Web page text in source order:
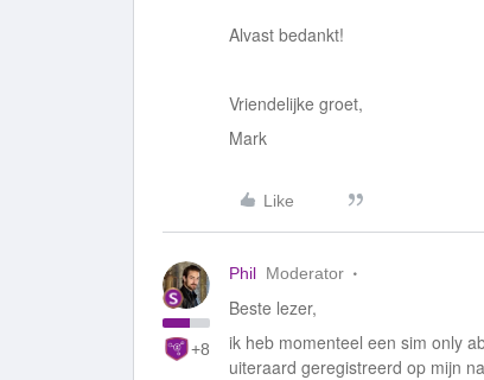
Alvast bedankt!
Vriendelijke groet,
Mark
Like
+8
Phil Moderator
Beste lezer,
ik heb momenteel een sim only
uiteraard geregistreerd op mijn